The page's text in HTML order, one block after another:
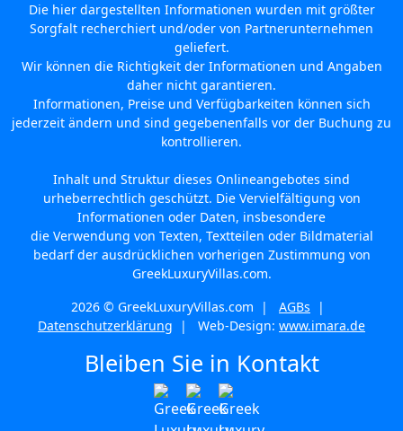
Die hier dargestellten Informationen wurden mit größter
Sorgfalt recherchiert und/oder von Partnerunternehmen
geliefert.
Wir können die Richtigkeit der Informationen und Angaben
daher nicht garantieren.
Informationen, Preise und Verfügbarkeiten können sich
jederzeit ändern und sind gegebenenfalls vor der Buchung zu
kontrollieren.
Inhalt und Struktur dieses Onlineangebotes sind
urheberrechtlich geschützt. Die Vervielfältigung von
Informationen oder Daten, insbesondere
die Verwendung von Texten, Textteilen oder Bildmaterial
bedarf der ausdrücklichen vorherigen Zustimmung von
GreekLuxuryVillas.com.
2026 © GreekLuxuryVillas.com | AGBs |
Datenschutzerklärung | Web-Design: www.imara.de
Bleiben Sie in Kontakt